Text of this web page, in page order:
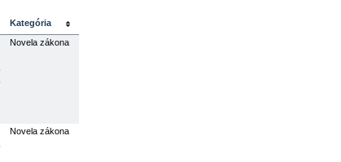
Kategória
Novela zákona
Novela zákona